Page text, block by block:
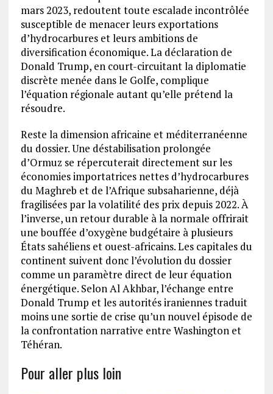
mars 2023, redoutent toute escalade incontrôlée
susceptible de menacer leurs exportations
d’hydrocarbures et leurs ambitions de
diversification économique. La déclaration de
Donald Trump, en court-circuitant la diplomatie
discrète menée dans le Golfe, complique
l’équation régionale autant qu’elle prétend la
résoudre.
Reste la dimension africaine et méditerranéenne
du dossier. Une déstabilisation prolongée
d’Ormuz se répercuterait directement sur les
économies importatrices nettes d’hydrocarbures
du Maghreb et de l’Afrique subsaharienne, déjà
fragilisées par la volatilité des prix depuis 2022. À
l’inverse, un retour durable à la normale offrirait
une bouffée d’oxygène budgétaire à plusieurs
États sahéliens et ouest-africains. Les capitales du
continent suivent donc l’évolution du dossier
comme un paramètre direct de leur équation
énergétique. Selon Al Akhbar, l’échange entre
Donald Trump et les autorités iraniennes traduit
moins une sortie de crise qu’un nouvel épisode de
la confrontation narrative entre Washington et
Téhéran.
Pour aller plus loin